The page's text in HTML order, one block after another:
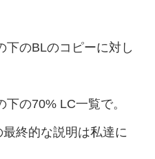
下のBLのコピーに対し
の70% LC一覧で。
終的な説明は私達に